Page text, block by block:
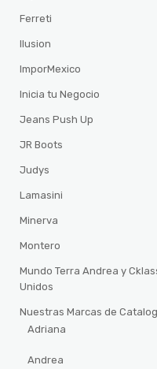
Ferreti
Ilusion
ImporMexico
Inicia tu Negocio
Jeans Push Up
JR Boots
Judys
Lamasini
Minerva
Montero
Mundo Terra Andrea y
Unidos
Nuestras Marcas de
Adriana
Andrea